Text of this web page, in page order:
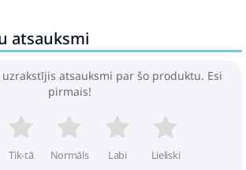
atsauksmi
atsauksmi par šo produktu. Esi
pirmais!
Tik-tā Normāls Labi Lieliski